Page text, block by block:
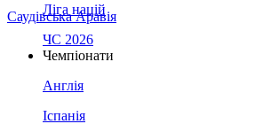
Саудівська Аравія
Ліга націй
ЧС 2026
Чемпіонати
Англія
Іспанія